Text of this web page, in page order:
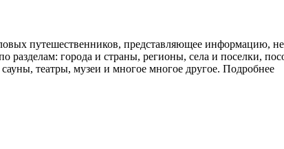
путешественников, представляющее информацию,
разделам: города и страны, регионы, села и поселки,
театры, музеи и многое многое другое. Подробнее